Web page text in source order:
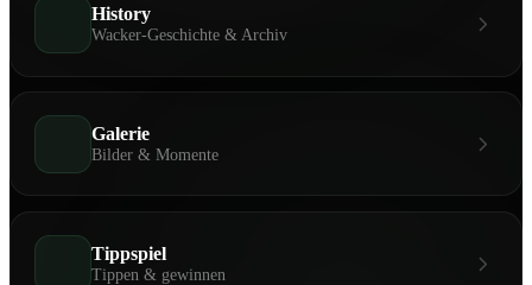
History
Wacker-Geschichte & Archiv
Galerie
Bilder & Momente
Tippspiel
Tippen & gewinnen